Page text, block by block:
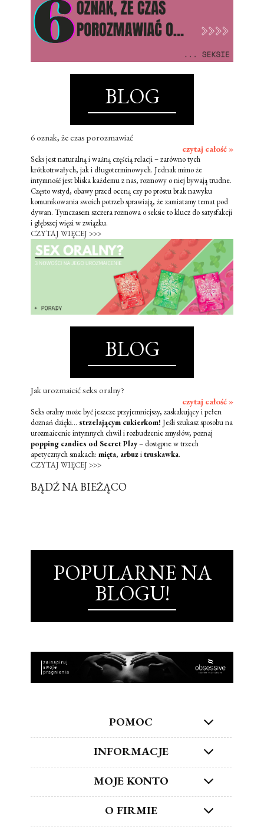
BLOG
6 oznak, że czas porozmawiać
czytaj całość »
Seks jest naturalną i ważną częścią relacji – zarówno tych
krótkotrwałych, jak i długoterminowych. Jednak mimo że
intymność jest bliska każdemu z nas, rozmowy o niej bywają trudne.
Często wstyd, obawy przed oceną czy po prostu brak nawyku
komunikowania swoich potrzeb sprawiają, że zamiatamy temat pod
dywan. Tymczasem szczera rozmowa o seksie to klucz do satysfakcji
i głębszej więzi w związku.
CZYTAJ WIĘCEJ >>>
BLOG
Jak urozmaicić seks oralny?
czytaj całość »
Seks oralny może być jeszcze przyjemniejszy, zaskakujący i pełen
doznań dzięki... strzelającym cukierkom! Jeśli szukasz sposobu na
urozmaicenie intymnych chwil i rozbudzenie zmysłów, poznaj
popping candies od Secret Play– dostępne w trzech
apetycznych smakach: mięta, arbuzitruskawka.
CZYTAJ WIĘCEJ >>>
BĄDŹ NA BIEŻĄCO
POPULARNE NA
BLOGU!
POMOC
INFORMACJE
MOJE KONTO
O FIRMIE